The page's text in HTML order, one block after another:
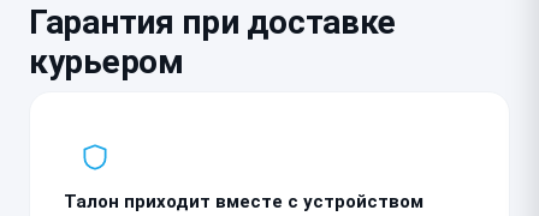
Гарантия при доставке
курьером
Талон приходит вместе с устройством